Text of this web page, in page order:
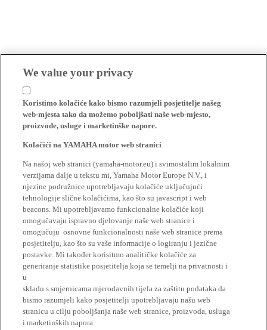
We value your privacy
Koristimo kolačiće kako bismo razumjeli posjetitelje našeg
web-mjesta tako da možemo poboljšati naše web-mjesto,
proizvode, usluge i marketinške napore.
Kolačići na YAMAHA motor web stranici
Na našoj web stranici (yamaha-motor.eu) i svimostalim lokalnim
verzijama dalje u tekstu mi, Yamaha Motor Europe N.V., i
njezine podružnice upotrebljavaju kolačiće uključujući
tehnologije slične kolačićima, kao što su javascript i web
beacons. Mi upotrebljavamo funkcionalne kolačiće koji
omogučavaju ispravno djelovanje naše web stranice i
omogučuju osnovne funkcionalnosti naše web stranice prema
posjetitelju, kao što su vaše informacije o logiranju i jezične
postavke. Mi također korisitmo analitičke kolačiće za
generiranje statistike posjetitelja koja se temelji na privatnosti i
u
skladu s smjernicama mjerodavnih tijela za zaštitu podataka da
bismo razumjeli kako posjetitelji upotrebljavaju našu web
stranicu u cilju poboljšanja naše web stranice, proizvoda, usluga
i marketinških napora.